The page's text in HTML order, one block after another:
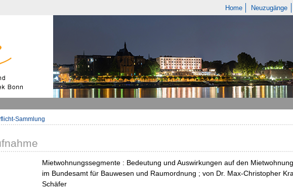
Home Neuzugänge
Sammlung
Mietwohnungssegmente : Bedeutung und Auswirkungen auf den
im Bundesamt für Bauwesen und Raumordnung ; von Dr. Max-Christopher
Schäfer